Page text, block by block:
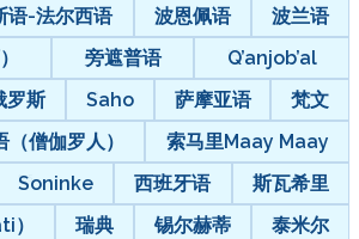
语-法尔西语 波恩佩语
波兰语
旁遮普语
Q’anjob’al
罗斯 Saho 萨摩亚语
梵文
（僧伽罗人）
索马里Maay Maay
Soninke 西班牙语
斯瓦希里
）
瑞典 锡尔赫蒂
泰米尔